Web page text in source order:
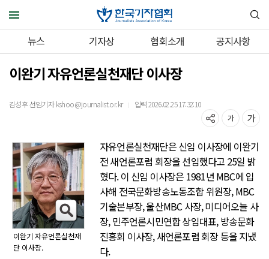
뉴스 기자상 협회소개 공지사항
이완기 자유언론실천재단 이사장
김성후 선임기자 kshoo@journalist.or.kr ｜ 입력 2026.02.25 17:32:10
이완기 자유언론실천재
단 이사장.
자유언론실천재단은 신임 이사장에 이완기
전 새언론포럼 회장을 선임했다고 25일 밝
혔다. 이 신임 이사장은 1981년 MBC에 입
사해 전국문화방송노동조합 위원장, MBC
기술본부장, 울산MBC 사장, 미디어오늘 사
장, 민주언론시민연합 상임대표, 방송문화
진흥회 이사장, 새언론포럼 회장 등을 지냈
다.